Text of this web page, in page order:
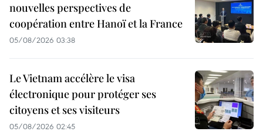
nouvelles perspectives de
coopération entre Hanoï et la France
05/08/2026 03:38
Le Vietnam accélère le visa
électronique pour protéger ses
citoyens et ses visiteurs
05/08/2026 02:45